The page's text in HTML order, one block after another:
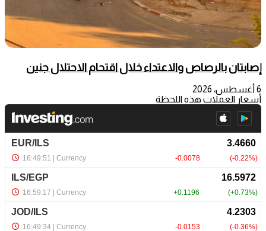
إصابتان بالرصاص والاعتداء خلال اقتحام الاحتلال جنين
6 أغسطس، 2026
أسعار العملات هذه اللحظة